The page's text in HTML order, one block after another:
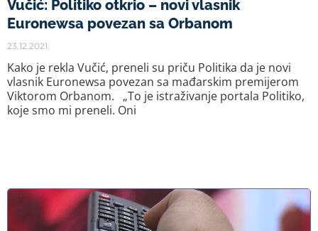
Vučić: Politiko otkrio – novi vlasnik
Euronewsa povezan sa Orbanom
23.12.2021.
Kako je rekla Vučić, preneli su priču Politika da je novi
vlasnik Euronewsa povezan sa mađarskim premijerom
Viktorom Orbanom. „To je istraživanje portala Politiko,
koje smo mi preneli. Oni